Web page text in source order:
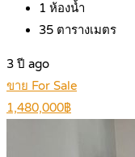
1 ห้องน้ำ
35 ตารางเมตร
3 ปี ago
ขาย For Sale
1,480,000฿